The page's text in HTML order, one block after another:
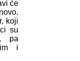
će
koji
su
pa
i